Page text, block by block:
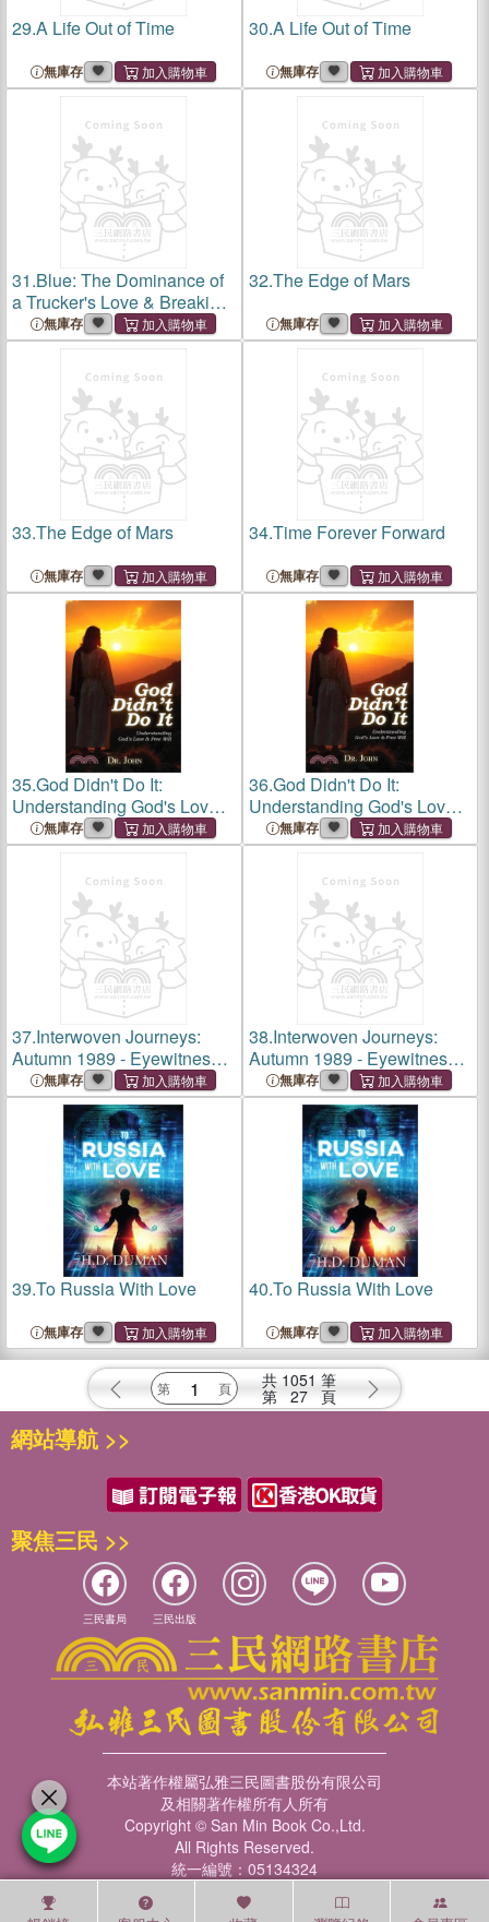
29.A Life Out of Time
無庫存
30.A Life Out of Time
無庫存
31.Blue: The Dominance of
a Trucker's Love & Breaking
the Leash
無庫存
32.The Edge of Mars
無庫存
33.The Edge of Mars
無庫存
34.Time Forever Forward
無庫存
35.God Didn't Do It:
Understanding God's Love &
Free Will
無庫存
36.God Didn't Do It:
Understanding God's Love &
Free Will
無庫存
37.Interwoven Journeys:
Autumn 1989 - Eyewitness
to Authoritarian Collapse
無庫存
38.Interwoven Journeys:
Autumn 1989 - Eyewitness
to Authoritarian Collapse
無庫存
39.To Russia With Love
無庫存
40.To Russia With Love
無庫存
共 1051 筆
第 27 頁
網站導航 >>
聚焦三民 >>
三民書局 三民出版
本站著作權屬弘雅三民圖書股份有限公司
及相關著作權所有人所有
Copyright © San Min Book Co.,Ltd.
All Rights Reserved.
統一編號：05134324